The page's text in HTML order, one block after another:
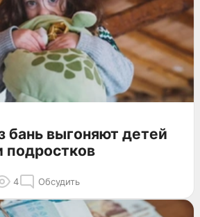
бань выгоняют детей
подростков
4 Обсудить